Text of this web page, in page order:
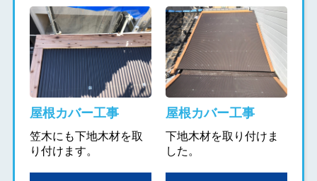
屋根カバー工事
笠木にも下地木材を取
り付けます。
屋根カバー工事
下地木材を取り付けま
した。